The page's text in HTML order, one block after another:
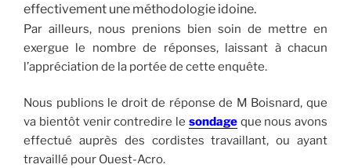
effectivement une méthodologie idoine.
Par ailleurs, nous prenions bien soin de mettre en
exergue le nombre de réponses, laissant à chacun
l’appréciation de la portée de cette enquête.
Nous publions le droit de réponse de M Boisnard, que
va bientôt venir contredire le sondageque nous avons
effectué auprès des cordistes travaillant, ou ayant
travaillé pour Ouest-Acro.